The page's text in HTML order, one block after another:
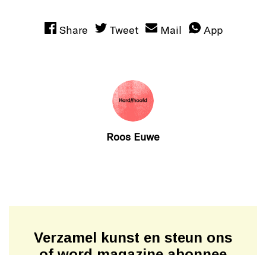
Share Tweet Mail App
Roos Euwe
Verzamel kunst en steun ons